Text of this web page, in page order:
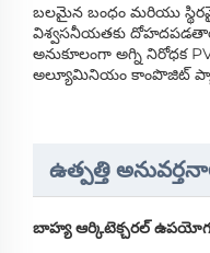
బలమైన బంధం మరియు
విశ్వసనీయతకు
అనుకూలంగా అగ్ని నిరోధక
అల్యూమినియం కాంపొజిట్
ఉత్పత్తి
బాహ్య ఆర్కిటెక్చరల్